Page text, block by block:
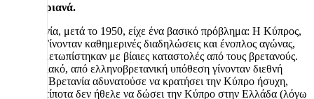
Σεπτεμβριανά.
Η Βρετανία, μετά το 1950, είχε ένα βασικό πρόβλημα: Η Κύπρος,
έβραζε. Γίνονταν καθημερινές διαδηλώσεις και ένοπλος αγώνας,
που αντιμετωπίστηκαν με βίαιες καταστολές από τους βρετανούς.
Το Κυπριακό, από ελληνοβρετανική υπόθεση γίνονταν διεθνή
κρίση. Η Βρετανία αδυνατούσε να κρατήσει την Κύπρο ήσυχη,
αλλά με τίποτα δεν ήθελε να δώσει την Κύπρο στην Ελλάδα (λόγω